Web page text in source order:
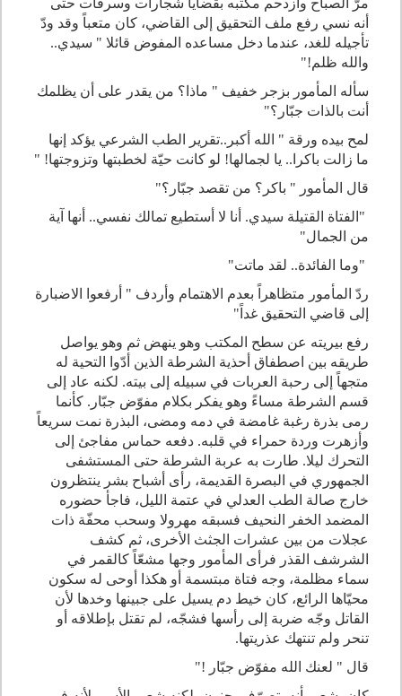
مرّ الصباح وازدحم مكتبه بقضايا شجارات وسرقات حتى
أنه نسي رفع ملف التحقيق إلى القاضي، كان متعباً وقد ودّ
تأجيله للغد، عندما دخل مساعده المفوض قائلا " سيدي..
والله ظلم!"
سأله المأمور بزجر خفيف " ماذا؟ من يقدر على أن يظلمك
أنت بالذات جبّار؟"
لمح بيده ورقة " الله أكبر..تقرير الطب الشرعي يؤكد إنها
ما زالت باكرا.. يا لجمالها! لو كانت حيّة لخطبتها وتزوجتها!
"
قال المأمور " باكر؟ من تقصد جبّار؟"
" الفتاة القتيلة سيدي. أنا لا أستطيع تمالك نفسي.. أنها آية
من الجمال"
"وما الفائدة.. لقد ماتت"
ردّ المأمور متظاهراً بعدم الاهتمام وأردف " أرفعوا الاضبارة
إلى قاضي التحقيق غداً "
رفع بيريته عن سطح المكتب وهو ينهض ثم وهو يواصل
طريقه بين اصطفاق أحذية الشرطة الذين أدّوا التحية له
متجهاً إلى رحبة العربات في سبيله إلى بيته. لكنه عاد إلى
قسم الشرطة مساءً وهو يفكر بكلام مفوّض جبّار. كأنما
رمى بذرة رغبة غامضة في دمه ومضى، البذرة نمت سريعاً
وأزهرت وردة حمراء في قلبه. دفعه حماس مفاجئ إلى
التحرك ليلا. طارت به عربة الشرطة حتى المستشفى
الجمهوري في البصرة القديمة، رأى أشباح بشر ينتظرون
خارج صالة الطب العدلي في عتمة الليل، فاجأ حضوره
المضمد الخفر النحيف فسبقه مهرولا وسحب محفّة ذات
عجلات من بين عشرات الجثث الأخرى، ثم كشف
الشرشف القذر فرأى المأمور وجها مشعّاً كالقمر في
سماء مظلمة، وجه فتاة مبتسمة أو هكذا أوحى له سكون
محيّاها الرائع، كان خيط دم يسيل على جبينها وخدها لأن
القاتل وجّه ضربة إلى رأسها فشجّه، لم تقتل بإطلاقه أو
تنحر ولم تنتهك عذريتها.
قال " لعنك الله مفوّض جبّار !
"